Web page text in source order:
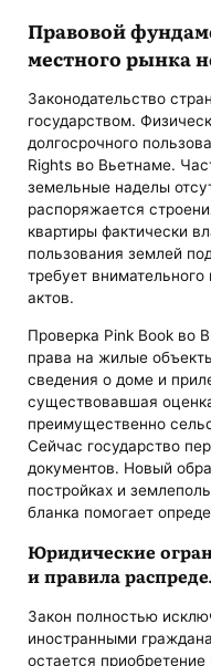
Правовой
местного рынка
Законодательство
государством.
долгосрочного
Rights во Вьетнаме.
земельные наделы
распоряжается
квартиры фактически
пользования землей
требует
актов.
Проверка Pink Book во
права на жилые
сведения о доме и
существовавшая
преимущественно
Сейчас государство
документов. Новый
постройках и
бланка помогает
Юридические
и правила
Закон полностью
иностранными
остается